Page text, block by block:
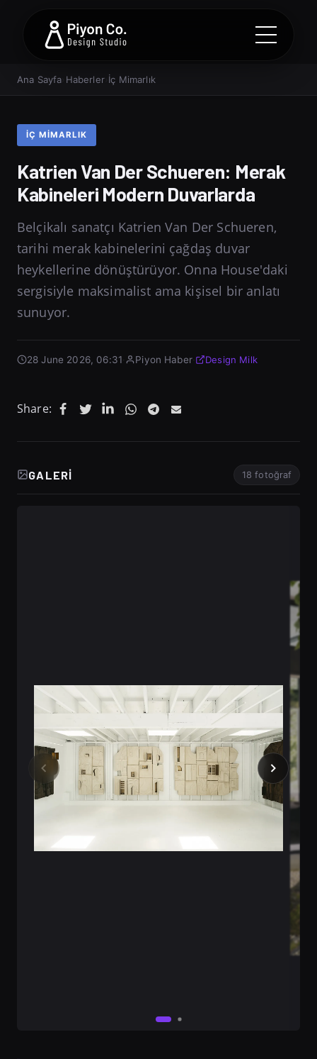
Ana Sayfa Haberler› İç Mimarlık
İÇ MIMARLIK
Katrien Van Der Schueren: Merak
Kabineleri Modern Duvarlarda
Belçikalı sanatçı Katrien Van Der Schueren,
tarihi merak kabinelerini çağdaş duvar
heykellerine dönüştürüyor. Onna House'daki
sergisiyle maksimalist ama kişisel bir anlatı
sunuyor.
28 June 2026, 06:31 Piyon Haber· Design Milk
Share:
GALERI 18 fotoğraf